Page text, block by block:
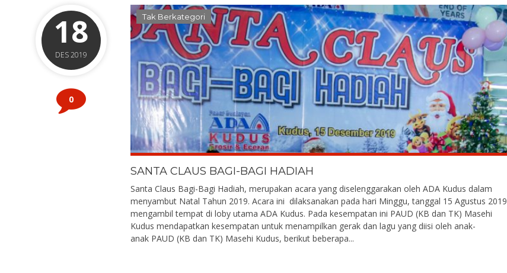
18
DES 2019
0
Tak Berkategori
SANTA CLAUS BAGI-BAGI HADIAH
Santa Claus Bagi-Bagi Hadiah, merupakan acara yang diselenggarakan oleh ADA Kudus dalam
menyambut Natal Tahun 2019. Acara ini dilaksanakan pada hari Minggu, tanggal 15 Agustus 2019
mengambil tempat di loby utama ADA Kudus. Pada kesempatan ini PAUD (KB dan TK) Masehi
Kudus mendapatkan kesempatan untuk menampilkan gerak dan lagu yang diisi oleh anak-
anak PAUD (KB dan TK) Masehi Kudus, berikut beberapa...